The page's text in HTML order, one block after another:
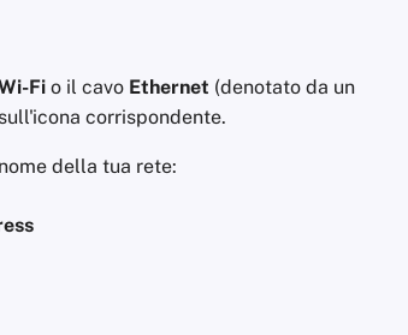
Fi o il cavo Ethernet (denotato da un
corrispondente.
della tua rete: